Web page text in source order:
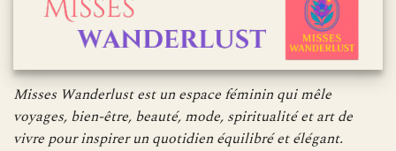
Misses Wanderlust est un espace féminin qui mêle
voyages, bien-être, beauté, mode, spiritualité et art de
vivre pour inspirer un quotidien équilibré et élégant.